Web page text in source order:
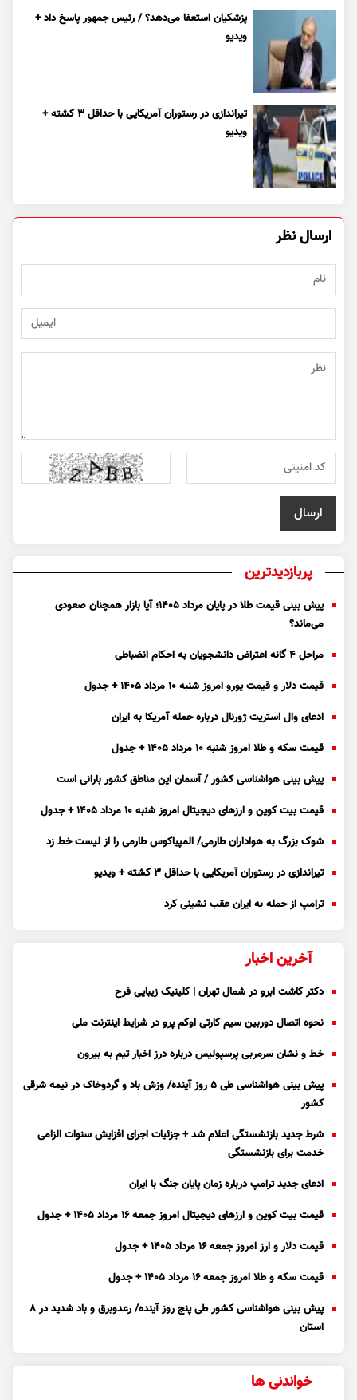
پزشکیان استعفا می‌دهد؟ / رئیس جمهور پاسخ داد +
ویدیو
تیراندازی در رستوران آمریکایی با حداقل ۳ کشته +
ویدیو
ارسال نظر
پربازدیدترین
پیش بینی قیمت طلا در پایان مرداد 1405؛ آیا بازار همچنان صعودی
می‌ماند؟
مراحل ۴ گانه اعتراض دانشجویان به احکام انضباطی
قیمت دلار و قیمت یورو امروز شنبه ۱۰ مرداد ۱۴۰۵ + جدول
ادعای وال استریت ژورنال درباره حمله آمریکا به ایران
قیمت سکه و طلا امروز شنبه ۱۰ مرداد ۱۴۰۵ + جدول
پیش بینی هواشناسی کشور / آسمان این مناطق کشور بارانی است
قیمت بیت کوین و ارز‌های دیجیتال امروز شنبه ۱۰ مرداد ۱۴۰۵ + جدول
شوک بزرگ به هواداران طارمی/ المپیاکوس طارمی را از لیست خط زد
تیراندازی در رستوران آمریکایی با حداقل ۳ کشته + ویدیو
ترامپ از حمله به ایران عقب نشینی کرد
آخرین اخبار
دکتر کاشت ابرو در شمال تهران | کلینیک زیبایی فرح
نحوه اتصال دوربین سیم کارتی اوکم پرو در شرایط اینترنت ملی
خط و نشان سرمربی پرسپولیس درباره درز اخبار تیم به بیرون
پیش بینی هواشناسی طی ۵ روز آینده/ وزش باد و گردوخاک در نیمه شرقی
کشور
شرط جدید بازنشستگی اعلام شد + جزئیات اجرای افزایش سنوات الزامی
خدمت برای بازنشستگی
ادعای جدید ترامپ درباره زمان پایان جنگ با ایران
قیمت بیت کوین و ارز‌های دیجیتال امروز جمعه ۱۶ مرداد ۱۴۰۵ + جدول
قیمت دلار و ارز امروز جمعه ۱۶ مرداد ۱۴۰۵ + جدول
قیمت سکه و طلا امروز جمعه ۱۶ مرداد ۱۴۰۵ + جدول
پیش بینی هواشناسی کشور طی پنج روز آینده/ رعدوبرق و باد شدید در ۸
استان
خواندنی ها